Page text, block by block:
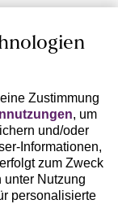
Zustimmung
, um
und/oder
Informationen,
zum Zweck
unter Nutzung
personalisierte